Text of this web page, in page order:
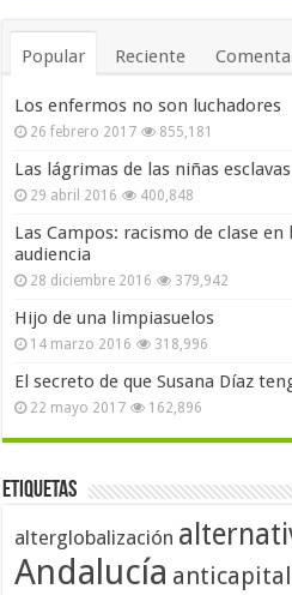
Popular Reciente
Los enfermos no son luchadores
26 febrero 2017 855,181
Las lágrimas de las niñas
29 abril 2016 400,848
Las Campos: racismo de clase
audiencia
28 diciembre 2016 379,942
Hijo de una limpiasuelos
14 marzo 2016 318,996
El secreto de que Susana Díaz
22 mayo 2017 162,896
Etiquetas
alterglobalización
Andalucía